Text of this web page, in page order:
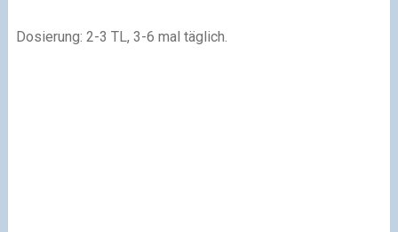
Dosierung: 2-3 TL, 3-6 mal täglich.